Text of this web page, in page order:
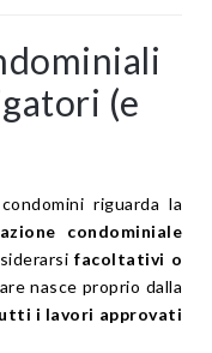
(e
riguarda la
condominiale
facoltativi o
nasce proprio dalla
i lavori approvati